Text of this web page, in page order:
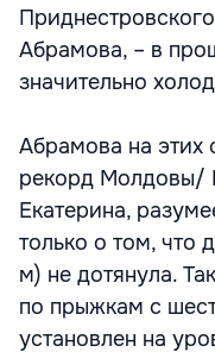
Абрамова, – в
значительно
Абрамова на этих
рекорд Молдовы/
Екатерина,
только о том, что
м) не дотянула.
по прыжкам с
установлен на